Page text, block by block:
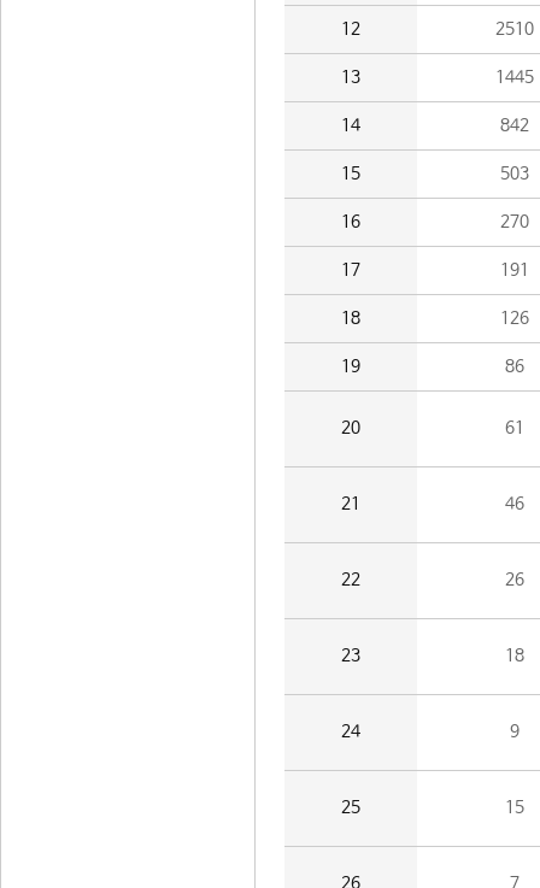
12 2510
13 1445
14 842
15 503
16 270
17 191
18 126
19 86
20 61
21 46
22 26
23 18
24 9
25 15
26 7